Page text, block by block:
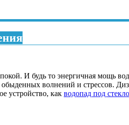
И будь то энергичная мощь
волнений и стрессов.
устройство, как водопад под